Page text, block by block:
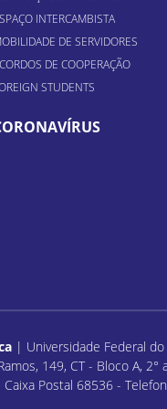
INTERCAMBISTA
DE SERVIDORES
DE COOPERAÇÃO
STUDENTS
| Universidade Federal do
149, CT - Bloco A, 2°
Caixa Postal 68536 -